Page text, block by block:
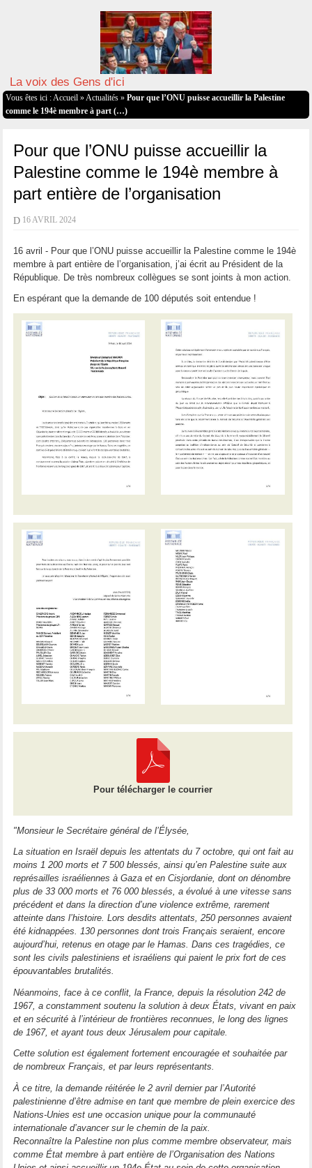
La voix des Gens d'ici
Vous êtes ici : Accueil » Actualités» Pour que l’ONU puisse accueillir la Palestine
comme le 194è membre à part (…)
Pour que l’ONU puisse accueillir la
Palestine comme le 194è membre à
part entière de l’organisation
D 16 AVRIL 2024
16 avril - Pour que l’ONU puisse accueillir la Palestine comme le 194è
membre à part entière de l’organisation, j’ai écrit au Président de la
République. De très nombreux collègues se sont joints à mon action.
En espérant que la demande de 100 députés soit entendue !
Pour télécharger le courrier
"Monsieur le Secrétaire général de l’Élysée,
La situation en Israël depuis les attentats du 7 octobre, qui ont fait au
moins 1 200 morts et 7 500 blessés, ainsi qu’en Palestine suite aux
représailles israéliennes à Gaza et en Cisjordanie, dont on dénombre
plus de 33 000 morts et 76 000 blessés, a évolué à une vitesse sans
précédent et dans la direction d’une violence extrême, rarement
atteinte dans l’histoire. Lors desdits attentats, 250 personnes avaient
été kidnappées. 130 personnes dont trois Français seraient, encore
aujourd’hui, retenus en otage par le Hamas. Dans ces tragédies, ce
sont les civils palestiniens et israéliens qui paient le prix fort de ces
épouvantables brutalités.
Néanmoins, face à ce conflit, la France, depuis la résolution 242 de
1967, a constamment soutenu la solution à deux États, vivant en paix
et en sécurité à l’intérieur de frontières reconnues, le long des lignes
de 1967, et ayant tous deux Jérusalem pour capitale.
Cette solution est également fortement encouragée et souhaitée par
de nombreux Français, et par leurs représentants.
À ce titre, la demande réitérée le 2 avril dernier par l’Autorité
palestinienne d’être admise en tant que membre de plein exercice des
Nations-Unies est une occasion unique pour la communauté
internationale d’avancer sur le chemin de la paix.
Reconnaître la Palestine non plus comme membre observateur, mais
comme État membre à part entière de l’Organisation des Nations